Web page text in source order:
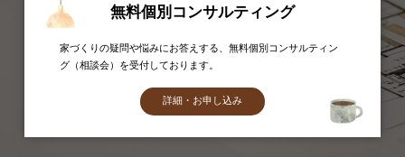
無料個別コンサルティング
家づくりの疑問や悩みにお答えする、無料個別コンサルティン
グ（相談会）を受付しております。
詳細・お申し込み